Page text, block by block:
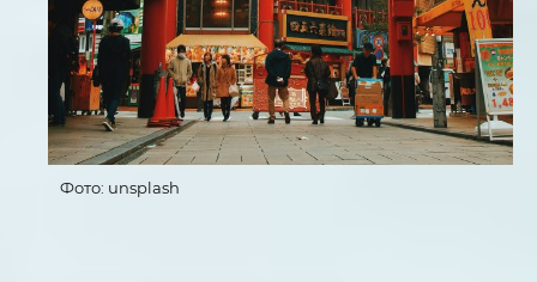
Фото: unsplash